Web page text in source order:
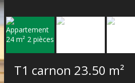
T1 carnon 23.50 m²